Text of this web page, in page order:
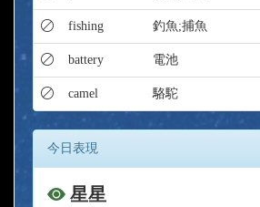
fishing 釣魚;捕魚
battery 電池
camel 駱駝
今日表現
星星